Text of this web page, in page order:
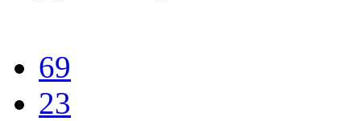
69
23